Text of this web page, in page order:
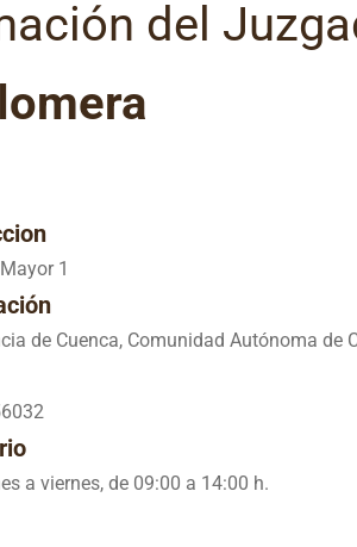
del
1
de Cuenca, Comunidad Autónoma de
a viernes, de 09:00 a 14:00 h.